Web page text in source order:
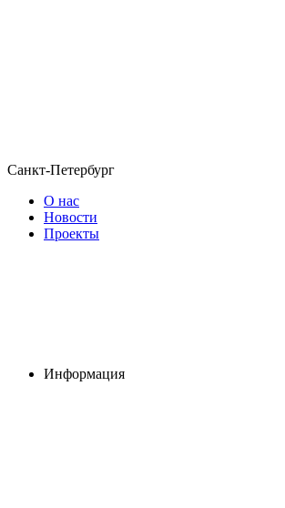
Санкт-Петербург
О нас
Новости
Проекты
Информация